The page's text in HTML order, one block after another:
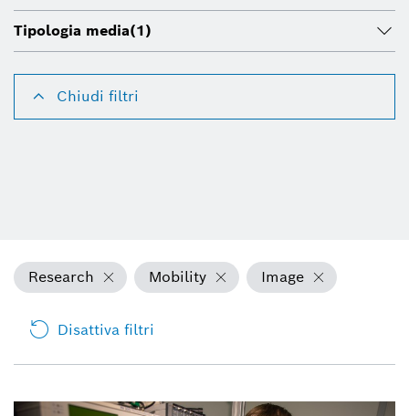
Tipologia media(1)
Chiudi filtri
Research Mobility Image
Disattiva filtri